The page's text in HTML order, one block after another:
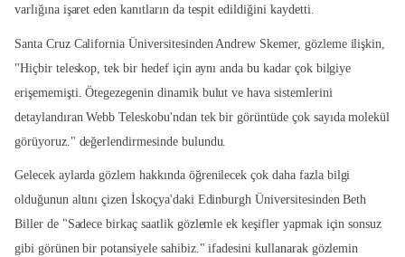
varlığına işaret eden kanıtların da tespit edildiğini kaydetti.
Santa Cruz California Üniversitesinden Andrew Skemer, gözleme ilişkin,
"Hiçbir teleskop, tek bir hedef için aynı anda bu kadar çok bilgiye
erişememişti. Ötegezegenin dinamik bulut ve hava sistemlerini
detaylandıran Webb Teleskobu'ndan tek bir görüntüde çok sayıda molekül
görüyoruz." değerlendirmesinde bulundu.
Gelecek aylarda gözlem hakkında öğrenilecek çok daha fazla bilgi
olduğunun altını çizen İskoçya'daki Edinburgh Üniversitesinden Beth
Biller de "Sadece birkaç saatlik gözlemle ek keşifler yapmak için sonsuz
gibi görünen bir potansiyele sahibiz." ifadesini kullanarak gözlemin